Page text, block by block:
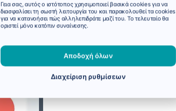
Γεια σας, αυτός ο ιστότοπος χρησιμοποιεί βασικά cookies για να
διασφαλίσει τη σωστή λειτουργία του και παρακολουθεί τα cookies
για να κατανοήσει πώς αλληλεπιδράτε μαζί του. Το τελευταίο θα
οριστεί μόνο κατόπιν συναίνεσης.
Αποδοχή όλων
Διαχείριση ρυθμίσεων